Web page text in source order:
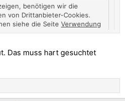
benötigen wir die
von Drittanbieter-Cookies.
siehe die Seite Verwendung
Game veröffentlicht. Absolut
Das muss hart gesuchtet